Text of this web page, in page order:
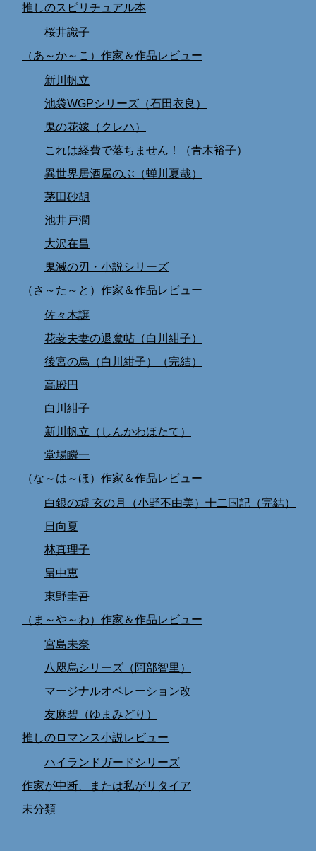
推しのスピリチュアル本
桜井識子
（あ～か～こ）作家＆作品レビュー
新川帆立
池袋WGPシリーズ（石田衣良）
鬼の花嫁（クレハ）
これは経費で落ちません！（青木裕子）
異世界居酒屋のぶ（蝉川夏哉）
茅田砂胡
池井戸潤
大沢在昌
鬼滅の刃・小説シリーズ
（さ～た～と）作家＆作品レビュー
佐々木譲
花菱夫妻の退魔帖（白川紺子）
後宮の烏（白川紺子）（完結）
高殿円
白川紺子
新川帆立（しんかわほたて）
堂場瞬一
（な～は～ほ）作家＆作品レビュー
白銀の墟 玄の月（小野不由美）十二国記（完結）
日向夏
林真理子
畠中恵
東野圭吾
（ま～や～わ）作家＆作品レビュー
宮島未奈
八咫烏シリーズ（阿部智里）
マージナルオペレーション改
友麻碧（ゆまみどり）
推しのロマンス小説レビュー
ハイランドガードシリーズ
作家が中断、または私がリタイア
未分類